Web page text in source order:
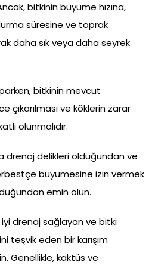
bitkinin büyüme hızına,
süresine ve toprak
daha sık veya daha seyrek
bitkinin mevcut
çıkarılması ve köklerin zarar
olunmalıdır.
drenaj delikleri olduğundan ve
büyümesine izin vermek
emin olun.
drenaj sağlayan ve bitki
teşvik eden bir karışım
Genellikle, kaktüs ve